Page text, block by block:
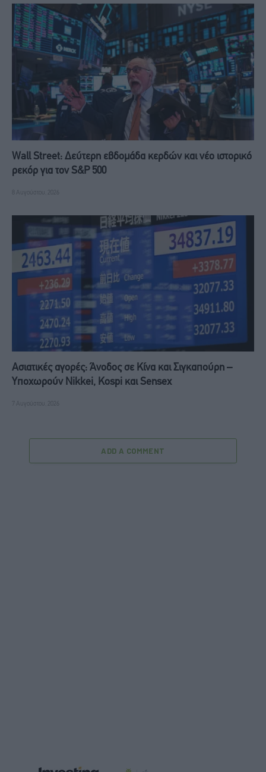
Wall Street: Δεύτερη εβδομάδα κερδών και νέο ιστορικό
ρεκόρ για τον S&P 500
8 Αυγούστου, 2026
Ασιατικές αγορές: Άνοδος σε Κίνα και Σιγκαπούρη –
Υποχωρούν Nikkei, Kospi και Sensex
7 Αυγούστου, 2026
ADD A COMMENT